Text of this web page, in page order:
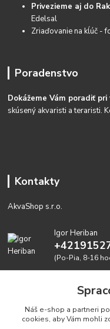
Privezieme aj do
Edelsal
Zriaďovanie na kĺúč -
Poradenstvo
Dokážeme Vám poradiť
skúsený akvaristi a teraristi.
Kontakty
AkvaShop s.r.o.
Igor Heriban
(Po-Pia, 8-16
Náš e-shop a partneri
cookies, aby Vám mohli